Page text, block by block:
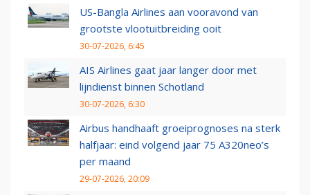
US-Bangla Airlines aan vooravond van
grootste vlootuitbreiding ooit
30-07-2026, 6:45
AIS Airlines gaat jaar langer door met
lijndienst binnen Schotland
30-07-2026, 6:30
Airbus handhaaft groeiprognoses na sterk
halfjaar: eind volgend jaar 75 A320neo’s
per maand
29-07-2026, 20:09